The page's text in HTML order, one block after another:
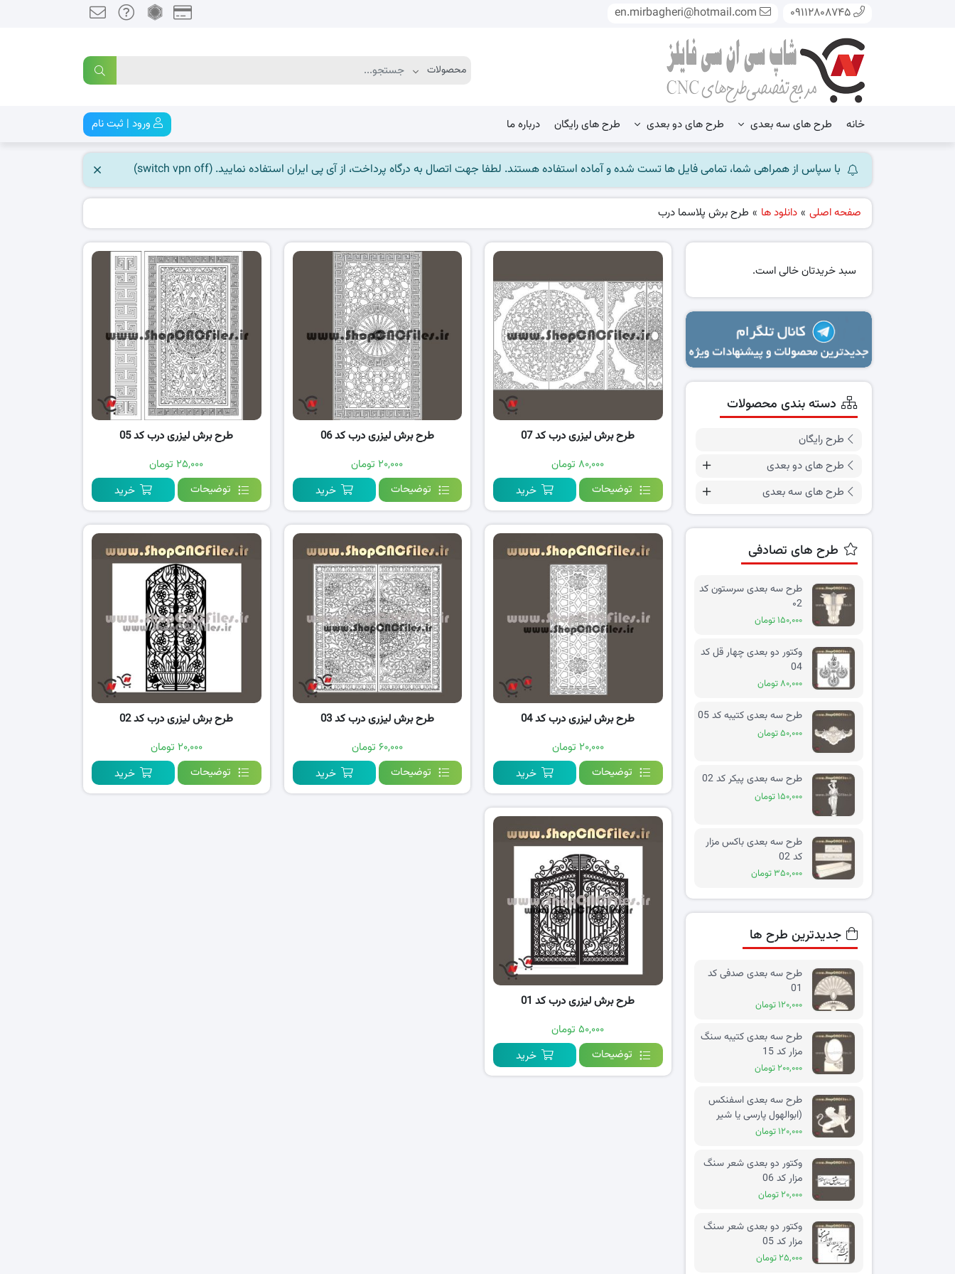
09112808745
en.mirbagheri@hotmail.com
خانه طرح های سه بعدی طرح های دو بعدی طرح های رایگان درباره ما ورود | ثبت نام
با سپاس از همراهی شما، تمامی فایل ها تست شده و آماده استفاده هستند. لطفا جهت اتصال به درگاه پرداخت، از آی پی ایران استفاده نمایید. (switch vpn off)
صفحه اصلی » دانلود ها » طرح برش پلاسما درب
طرح برش لیزری درب کد 07
۸۰,۰۰۰ تومان
توضیحات
خرید
طرح برش لیزری درب کد 06
۲۰,۰۰۰ تومان
توضیحات
خرید
طرح برش لیزری درب کد 05
۲۵,۰۰۰ تومان
توضیحات
خرید
طرح برش لیزری درب کد 04
۲۰,۰۰۰ تومان
توضیحات
خرید
طرح برش لیزری درب کد 03
۶۰,۰۰۰ تومان
توضیحات
خرید
طرح برش لیزری درب کد 02
۲۰,۰۰۰ تومان
توضیحات
خرید
طرح برش لیزری درب کد 01
۵۰,۰۰۰ تومان
توضیحات
خرید
سبد خریدتان خالی است.
دسته بندی محصولات
طرح رایگان
طرح های دو بعدی
طرح های سه بعدی
طرح های تصادفی
طرح سه بعدی سرستون کد
۰2
۱۵۰,۰۰۰ تومان
وکتور دو بعدی چهار قل کد
04
۸۰,۰۰۰ تومان
طرح سه بعدی کتیبه کد 05
۵۰,۰۰۰ تومان
طرح سه بعدی پیکر کد 02
۱۵۰,۰۰۰ تومان
طرح سه بعدی باکس مزار
کد 02
۳۵۰,۰۰۰ تومان
جدیدترین طرح ها
طرح سه بعدی صدفی کد
01
۱۲۰,۰۰۰ تومان
طرح سه بعدی کتیبه سنگ
مزار کد 15
۲۰۰,۰۰۰ تومان
طرح سه بعدی اسفنکس
(ابوالهول پارسی یا شیر
بالدار) کد 02
۱۲۰,۰۰۰ تومان
وکتور دو بعدی شعر سنگ
مزار کد 06
۲۰,۰۰۰ تومان
وکتور دو بعدی شعر سنگ
مزار کد 05
۲۵,۰۰۰ تومان